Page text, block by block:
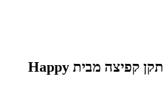
מתנפח 6 תחנות מתקן קפיצה מבית Happy